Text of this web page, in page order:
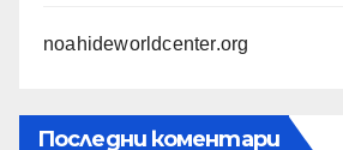
noahideworldcenter.org
Последни коментари